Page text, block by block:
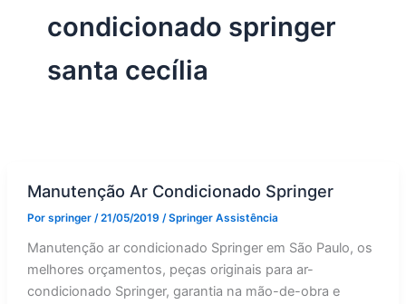
condicionado springer
santa cecília
Manutenção Ar Condicionado Springer
Por springer /21/05/2019 /Springer Assistência
Manutenção ar condicionado Springer em São Paulo, os
melhores orçamentos, peças originais para ar-
condicionado Springer, garantia na mão-de-obra e